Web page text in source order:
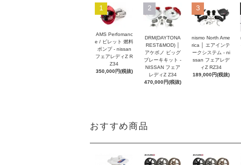
1
AMS Perfomanc
e / ビレット 燃料
ポンプ - nissan
フェアレディZ R
Z34
350,000円(税抜)
2
DRM(DAYTONA
REST&MOD) │
アケボノ ビッグ
ブレーキキット -
NISSAN フェア
レディZ Z34
470,000円(税抜)
3
nismo North Ame
rica │ エアインテ
ークシステム - ni
ssan フェアレデ
ィZ RZ34
189,000円(税抜)
おすすめ商品